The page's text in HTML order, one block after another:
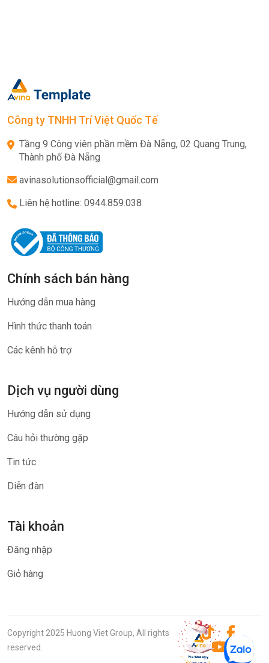
Công ty TNHH Trí Việt Quốc Tế
Tầng 9 Công viên phần mềm Đà Nẵng, 02 Quang Trung,
Thành phố Đà Nẵng
avinasolutionsofficial@gmail.com
Liên hệ hotline: 0944.859.038
Chính sách bán hàng
Hướng dẫn mua hàng
Hình thức thanh toán
Các kênh hỗ trợ
Dịch vụ người dùng
Hướng dẫn sử dụng
Câu hỏi thường gặp
Tin tức
Diễn đàn
Tài khoản
Đăng nhập
Giỏ hàng
Copyright 2025 Huong Viet Group, All rights
reserved.